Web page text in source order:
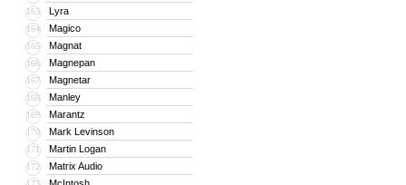
163 Lyra
164 Magico
165 Magnat
166 Magnepan
167 Magnetar
168 Manley
169 Marantz
170 Mark Levinson
171 Martin Logan
172 Matrix Audio